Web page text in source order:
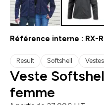
Référence interne : RX-
Result Softshell
Veste
femme